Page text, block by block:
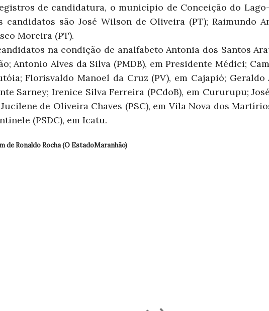
de candidatura, o município de Conceição do
candidatos são José Wilson de Oliveira (PT); Raimundo
Moreira (PT).
na condição de analfabeto Antonia dos Santos
Antonio Alves da Silva (PMDB), em Presidente Médici;
Florisvaldo Manoel da Cruz (PV), em Cajapió; Geraldo
Sarney; Irenice Silva Ferreira (PCdoB), em Cururupu;
de Oliveira Chaves (PSC), em Vila Nova dos
(PSDC), em Icatu.
de Ronaldo Rocha (O EstadoMaranhão)